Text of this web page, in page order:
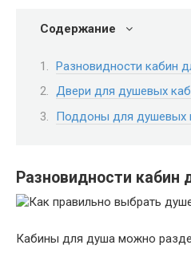
Содержание
Разновидности кабин
Двери для душевых
Поддоны для душевых
Разновидности кабин
Кабины для душа можно